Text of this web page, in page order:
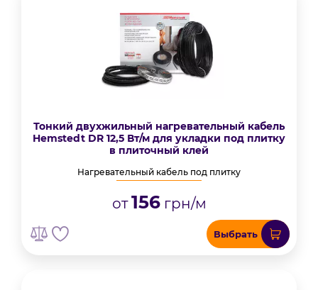
Тонкий двухжильный нагревательный кабель
Hemstedt DR 12,5 Вт/м для укладки под плитку
в плиточный клей
Нагревательный кабель под плитку
от156грн/м
Выбрать